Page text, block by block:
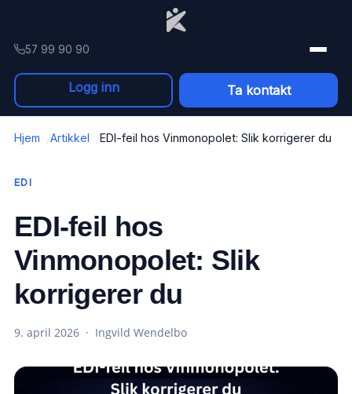
57 99 90 90
Logg inn Ta kontakt
Hjem Artikkel EDI-feil hos Vinmonopolet: Slik korrigerer du
EDI
EDI-feil hos
Vinmonopolet: Slik
korrigerer du
9. april 2026 · Ingvild Wendelbo